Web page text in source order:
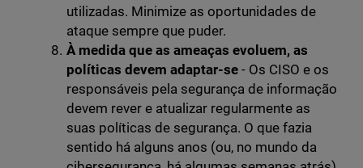
utilizadas. Minimize as oportunidades de
ataque sempre que puder.
À medida que as ameaças evoluem, as
políticas devem adaptar-se - Os CISO e os
responsáveis pela segurança de informação
devem rever e atualizar regularmente as
suas políticas de segurança. O que fazia
sentido há alguns anos (ou, no mundo da